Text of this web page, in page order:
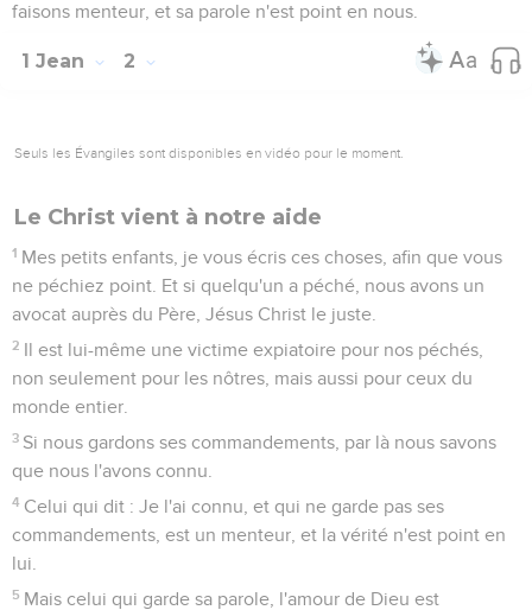
faisons menteur, et sa parole n'est point en nous.
1 Jean 2
Seuls les Évangiles sont disponibles en vidéo pour le moment.
Le Christ vient à notre aide
1 Mes petits enfants, je vous écris ces choses, afin que vous
ne péchiez point. Et si quelqu'un a péché, nous avons un
avocat auprès du Père, Jésus Christ le juste.
2 Il est lui-même une victime expiatoire pour nos péchés,
non seulement pour les nôtres, mais aussi pour ceux du
monde entier.
3 Si nous gardons ses commandements, par là nous savons
que nous l'avons connu.
4 Celui qui dit : Je l'ai connu, et qui ne garde pas ses
commandements, est un menteur, et la vérité n'est point en
lui.
5 Mais celui qui garde sa parole, l'amour de Dieu est